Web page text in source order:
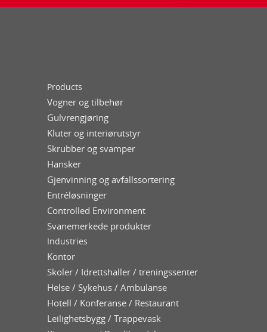
Products
Vogner og tilbehør
Gulvrengjøring
Kluter og interiørutstyr
Skrubber og svamper
Hansker
Gjenvinning og avfallssortering
Entréløsninger
Controlled Environment
Svanemerkede produkter
Industries
Kontor
Skoler / Idrettshaller / treningssenter
Helse / Sykehus / Ambulanse
Hotell / Konferanse / Restaurant
Leilighetsbygg / Trappevask